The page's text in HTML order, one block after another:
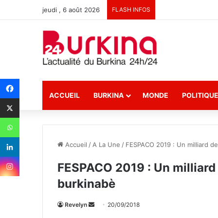
jeudi , 6 août 2026 FLASH INFOS
ACCUEIL BURKINA MONDE POLITIQUE
Accueil / A La Une / FESPACO 2019 : Un milliard
FESPACO 2019 : Un
burkinabè
Revelyn 20/09/2018